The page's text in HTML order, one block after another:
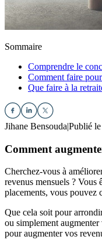
Sommaire
Comprendre le
Comment faire
Que faire à la
Jihane Bensouda|Publié
Comment
Cherchez-vous à
revenus mensuels ? Vous
placements, vous pouvez
Que cela soit pour
ou simplement
pour augmenter vos